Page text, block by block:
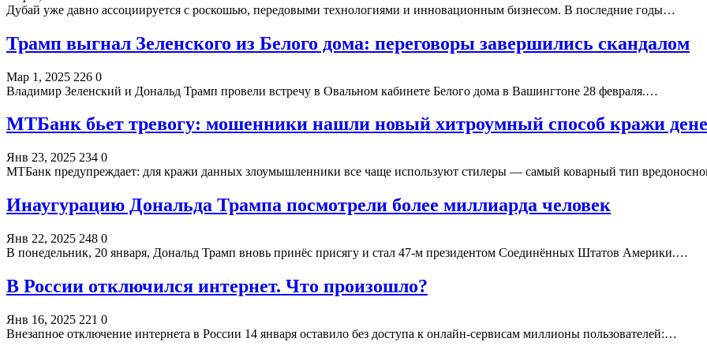
Дубай уже давно ассоциируется с роскошью, передовыми технологиями и инновационным бизнесом. В последние годы…
Трамп выгнал Зеленского из Белого дома: переговоры завершились скандалом
Мар 1, 2025 226 0
Владимир Зеленский и Дональд Трамп провели встречу в Овальном кабинете Белого дома в Вашингтоне 28 февраля.…
МТБанк бьет тревогу: мошенники нашли новый хитроумный способ кражи
Янв 23, 2025 234 0
МТБанк предупреждает: для кражи данных злоумышленники все чаще используют стилеры — самый коварный тип
Инаугурацию Дональда Трампа посмотрели более миллиарда человек
Янв 22, 2025 248 0
В понедельник, 20 января, Дональд Трамп вновь принёс присягу и стал 47-м президентом Соединённых Штатов Америки.…
В России отключился интернет. Что произошло?
Янв 16, 2025 221 0
Внезапное отключение интернета в России 14 января оставило без доступа к онлайн-сервисам миллионы пользователей:…